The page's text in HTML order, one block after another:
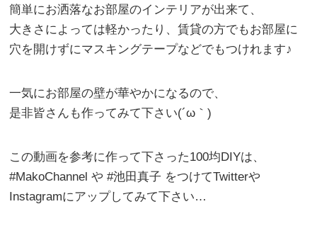
簡単にお洒落なお部屋のインテリアが出来て、
大きさによっては軽かったり、賃貸の方でもお部屋に
穴を開けずにマスキングテープなどでもつけれます♪
一気にお部屋の壁が華やかになるので、
是非皆さんも作ってみて下さい(´ω｀)
この動画を参考に作って下さった100均DIYは、
#MakoChannel や #池田真子 をつけてTwitterや
Instagramにアップしてみて下さい…